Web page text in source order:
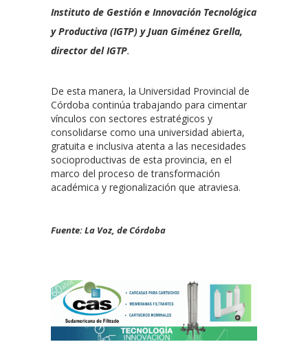
Instituto de Gestión e Innovación Tecnológica
y Productiva (IGTP) y Juan Giménez Grella,
director del IGTP.
De esta manera, la Universidad Provincial de
Córdoba continúa trabajando para cimentar
vínculos con sectores estratégicos y
consolidarse como una universidad abierta,
gratuita e inclusiva atenta a las necesidades
socioproductivas de esta provincia, en el
marco del proceso de transformación
académica y regionalización que atraviesa.
Fuente: La Voz, de Córdoba